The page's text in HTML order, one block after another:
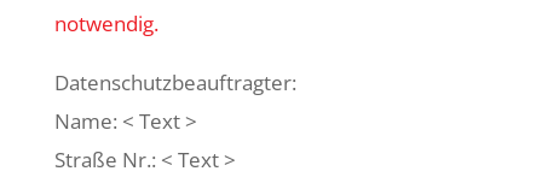
notwendig.
Datenschutzbeauftragter:
Name: < Text >
Straße Nr.: < Text >